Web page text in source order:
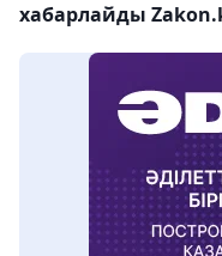
хабарлайды